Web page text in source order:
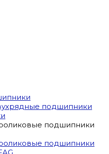
подшипники
подшипники
подшипники